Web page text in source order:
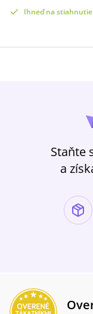
Ihneď na stiahnutie
Staňte
a